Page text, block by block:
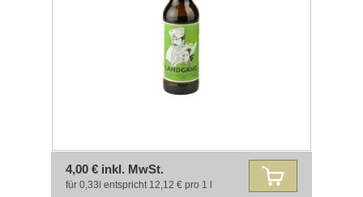
4,00 € inkl. MwSt.
für 0,33l entspricht 12,12 € pro 1 l